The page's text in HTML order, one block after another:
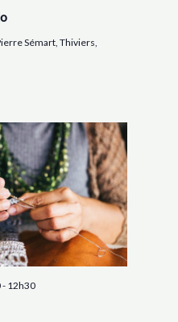
Sémart, Thiviers,
- 12h30